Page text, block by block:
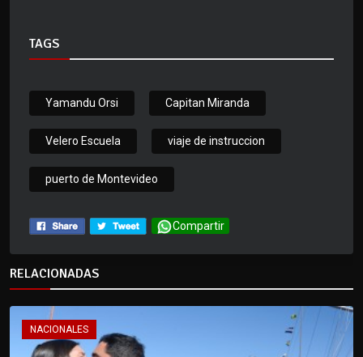
TAGS
Yamandu Orsi Capitan Miranda
Velero Escuela viaje de instruccion
puerto de Montevideo
Compartir
RELACIONADAS
NACIONALES